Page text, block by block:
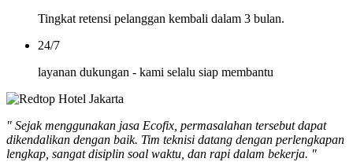
Tingkat retensi pelanggan kembali dalam 3 bulan.
24/7
layanan dukungan - kami selalu siap membantu
" Sejak menggunakan jasa Ecofix, permasalahan tersebut dapat
dikendalikan dengan baik. Tim teknisi datang dengan perlengkapan
lengkap, sangat disiplin soal waktu, dan rapi dalam bekerja. "